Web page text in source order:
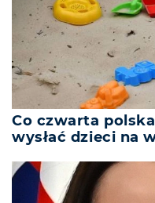
Co czwarta
wysłać dzieci na